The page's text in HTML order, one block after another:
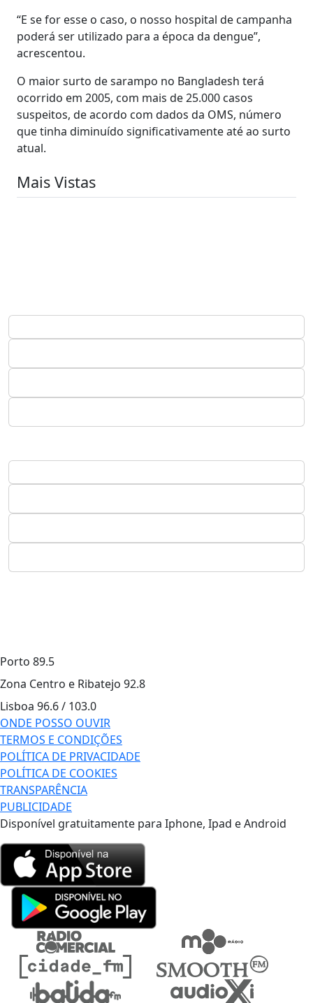
“E se for esse o caso, o nosso hospital de campanha
poderá ser utilizado para a época da dengue”,
acrescentou.
O maior surto de sarampo no Bangladesh terá
ocorrido em 2005, com mais de 25.000 casos
suspeitos, de acordo com dados da OMS, número
que tinha diminuído significativamente até ao surto
atual.
Mais Vistas
Porto 89.5
Zona Centro e Ribatejo 92.8
Lisboa 96.6 / 103.0
ONDE POSSO OUVIR
TERMOS E CONDIÇÕES
POLÍTICA DE PRIVACIDADE
POLÍTICA DE COOKIES
TRANSPARÊNCIA
PUBLICIDADE
Disponível gratuitamente para Iphone, Ipad e Android